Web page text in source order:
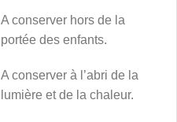
A conserver hors de la
portée des enfants.
A conserver à l’abri de la
lumière et de la chaleur.